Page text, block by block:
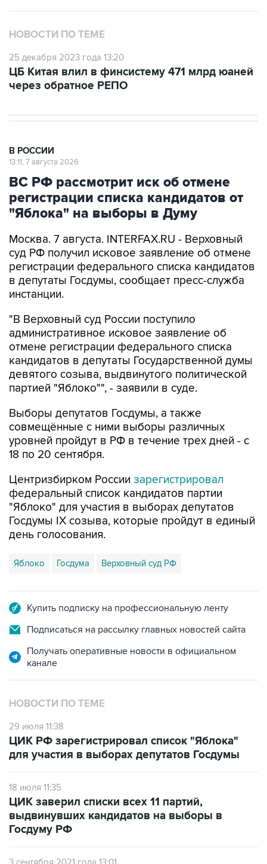
НОВОСТИ ПО ТЕМЕ
25 декабря 2023 года 13:20
ЦБ Китая влил в финсистему 471 млрд юаней
через обратное РЕПО
В РОССИИ
13:11, 7 августа 2026
ВС РФ рассмотрит иск об отмене
регистрации списка кандидатов от
"Яблока" на выборы в Думу
Москва. 7 августа. INTERFAX.RU - Верховный
суд РФ получил исковое заявление об отмене
регистрации федерального списка кандидатов
в депутаты Госдумы, сообщает пресс-служба
инстанции.
"В Верховный суд России поступило
административное исковое заявление об
отмене регистрации федерального списка
кандидатов в депутаты Государственной думы
девятого созыва, выдвинутого политической
партией "Яблоко"", - заявили в суде.
Выборы депутатов Госдумы, а также
совмещённые с ними выборы различных
уровней пройдут в РФ в течение трех дней - с
18 по 20 сентября.
Центризбирком России зарегистрировал
федеральный список кандидатов партии
"Яблоко" для участия в выборах депутатов
Госдумы IX созыва, которые пройдут в единый
день голосования.
Яблоко Госдума Верховный суд РФ
Купить подписку на профессиональную ленту
Подписаться на рассылку главных новостей сайта
Получать оперативные новости в официальном
канале
НОВОСТИ ПО ТЕМЕ
29 июля 11:38
ЦИК РФ зарегистрировал список "Яблока"
для участия в выборах депутатов Госдумы
18 июля 11:35
ЦИК заверил списки всех 11 партий,
выдвинувших кандидатов на выборы в
Госдуму РФ